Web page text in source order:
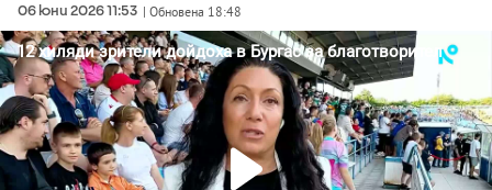
06 юни 2026 11:53 | Обновена 18:48